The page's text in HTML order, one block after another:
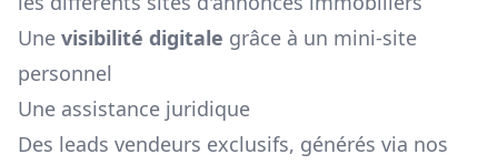
Une visibilité digitale grâce à un mini-site
personnel
Une assistance juridique
Des leads vendeurs exclusifs, générés via nos